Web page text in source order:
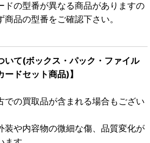
ドの型番が異なる商品がありますの
品の型番をご確認下さい。
いて(ボックス・パック・ファイル
ドセット商品)】
での買取品が含まれる場合もござい
装や内容物の微細な傷、品質変化が